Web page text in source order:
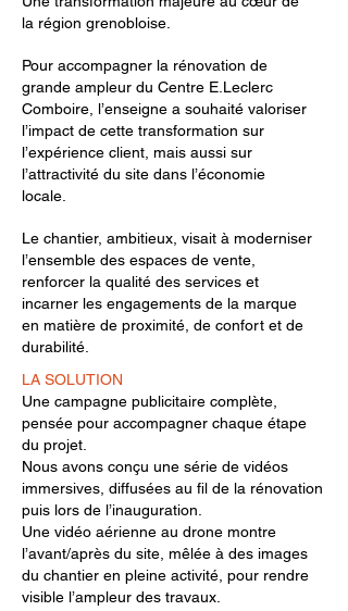
la région grenobloise.
Pour accompagner la rénovation de
grande ampleur du Centre E.Leclerc
Comboire, l’enseigne a souhaité valoriser
l’impact de cette transformation sur
l’expérience client, mais aussi sur
l’attractivité du site dans l’économie
locale.
Le chantier, ambitieux, visait à moderniser
l’ensemble des espaces de vente,
renforcer la qualité des services et
incarner les engagements de la marque
en matière de proximité, de confort et de
durabilité.​
LA SOLUTION
Une campagne publicitaire complète,
pensée pour accompagner chaque étape
du projet.
Nous avons conçu une série de vidéos
immersives, diffusées au fil de la rénovation
puis lors de l’inauguration.
Une vidéo aérienne au drone montre
l’avant/après du site, mêlée à des images
du chantier en pleine activité, pour rendre
visible l’ampleur des travaux.